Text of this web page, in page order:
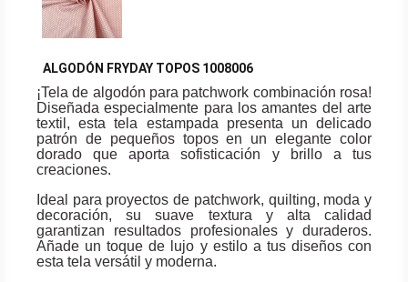
ALGODÓN FRYDAY TOPOS 1008006
¡Tela de algodón para patchwork combinación rosa!
Diseñada especialmente para los amantes del arte
textil, esta tela estampada presenta un delicado
patrón de pequeños topos en un elegante color
dorado que aporta sofisticación y brillo a tus
creaciones.
Ideal para proyectos de patchwork, quilting, moda y
decoración, su suave textura y alta calidad
garantizan resultados profesionales y duraderos.
Añade un toque de lujo y estilo a tus diseños con
esta tela versátil y moderna.